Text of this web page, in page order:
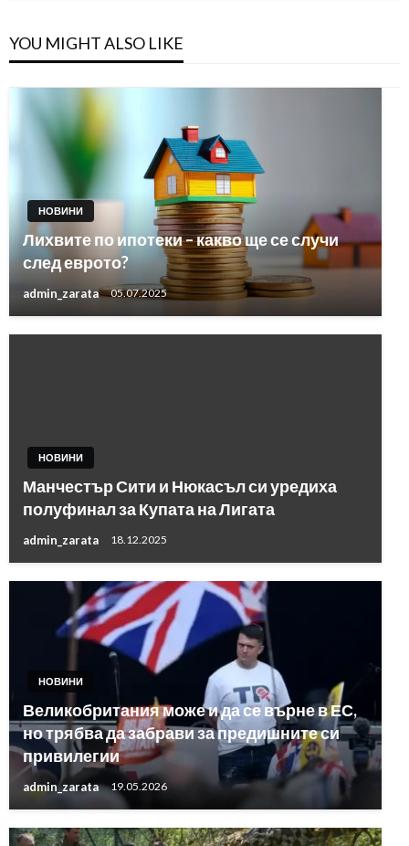
YOU MIGHT ALSO LIKE
НОВИНИ
Лихвите по ипотеки – какво ще се случи
след еврото?
admin_zarata 05.07.2025
НОВИНИ
Манчестър Сити и Нюкасъл си уредиха
полуфинал за Купата на Лигата
admin_zarata 18.12.2025
НОВИНИ
Великобритания може и да се върне в ЕС,
но трябва да забрави за предишните си
привилегии
admin_zarata 19.05.2026